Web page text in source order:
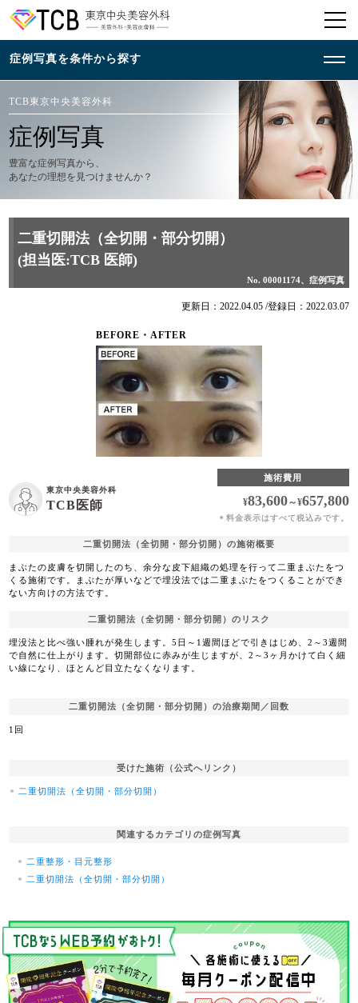
TCB東京中央美容外科
症例写真
豊富な症例写真から、
あなたの理想を見つけませんか？
二重切開法（全切開・部分切開）
(担当医:TCB 医師)
No. 00001174、症例写真
更新日：2022.04.05 /登録日：2022.03.07
BEFORE・AFTER
東京中央美容外科
TCB医師
施術費用
¥83,600～¥657,800
＊ 料金表示はすべて税込みです。
二重切開法（全切開・部分切開）の施術概要
まぶたの皮膚を切開したのち、余分な皮下組織の処理を行って二重まぶたをつ
くる施術です。まぶたが厚いなどで埋没法では二重まぶたをつくることができ
ない方向けの方法です。
二重切開法（全切開・部分切開）のリスク
埋没法と比べ強い腫れが発生します。5日～1週間ほどで引きはじめ、2～3週間
で自然に仕上がります。切開部位に赤みが生じますが、2～3ヶ月かけて白く細
い線になり、ほとんど目立たなくなります。
二重切開法（全切開・部分切開）の治療期間／回数
1回
受けた施術（公式へリンク）
二重切開法（全切開・部分切開）
関連するカテゴリの症例写真
二重整形・目元整形
二重切開法（全切開・部分切開）